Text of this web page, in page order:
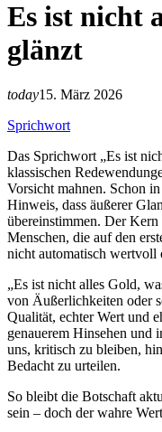
Es ist nicht
glänzt
today15. März 2026
Sprichwort
Das Sprichwort „Es ist
klassischen
Vorsicht mahnen. Schon
Hinweis, dass äußerer
übereinstimmen. Der
Menschen, die auf den
nicht automatisch wertvoll
„Es ist nicht alles Gold,
von Äußerlichkeiten oder
Qualität, echter Wert und
genauerem Hinsehen und
uns, kritisch zu bleiben,
Bedacht zu urteilen.
So bleibt die Botschaft
sein – doch der wahre